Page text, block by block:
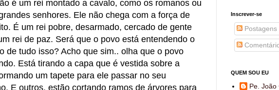
é um rei montado a cavalo, como os romanos ou
senhores. Ele não chega com a força de
É um rei pobre, desarmado, cercado de gente
rei de paz. Será que o povo está entendendo o
de tudo isso? Acho que sim.. olha que o povo
Está tirando a capa que é vestida sobre a
um tapete para ele passar no seu
E outros, estão cortando ramos de árvores para
Inscrever-se
Postagens
QUEM SOU EU
Pe. João